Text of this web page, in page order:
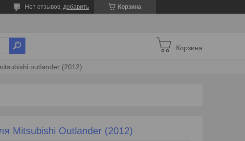
Корзина
Нет отзывов, добавить
Корзина
outlander (2012)
Mitsubishi Outlander (2012)